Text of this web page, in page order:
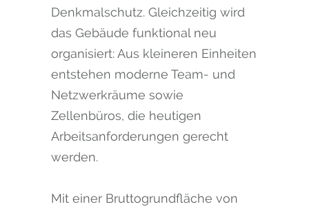
Denkmalschutz. Gleichzeitig wird
das Gebäude funktional neu
organisiert: Aus kleineren Einheiten
entstehen moderne Team- und
Netzwerkräume sowie
Zellenbüros, die heutigen
Arbeitsanforderungen gerecht
werden.
Mit einer Bruttogrundfläche von